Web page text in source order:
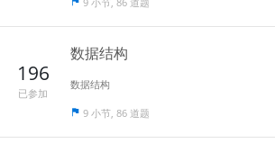
196
已参加
数据结构
数据结构
9 小节, 86 道题